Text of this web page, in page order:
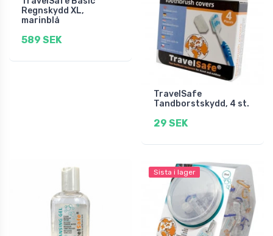
Regnskydd XL,
marinblå
589 SEK
TravelSafe
Tandborstskydd, 4 st.
29 SEK
Sista i lager